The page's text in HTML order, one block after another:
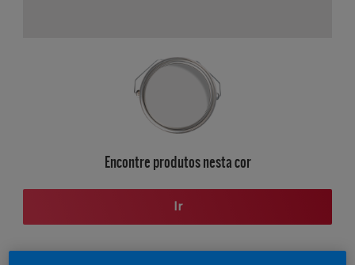
Encontre produtos nesta cor
Ir